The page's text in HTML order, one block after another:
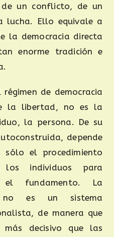
un conflicto, de un
lucha. Ello equivale a
la democracia directa
enorme tradición e
de democracia
la libertad, no es la
la persona. De su
depende
el procedimiento
individuos para
el fundamento. La
no es un sistema
de manera que
decisivo que las